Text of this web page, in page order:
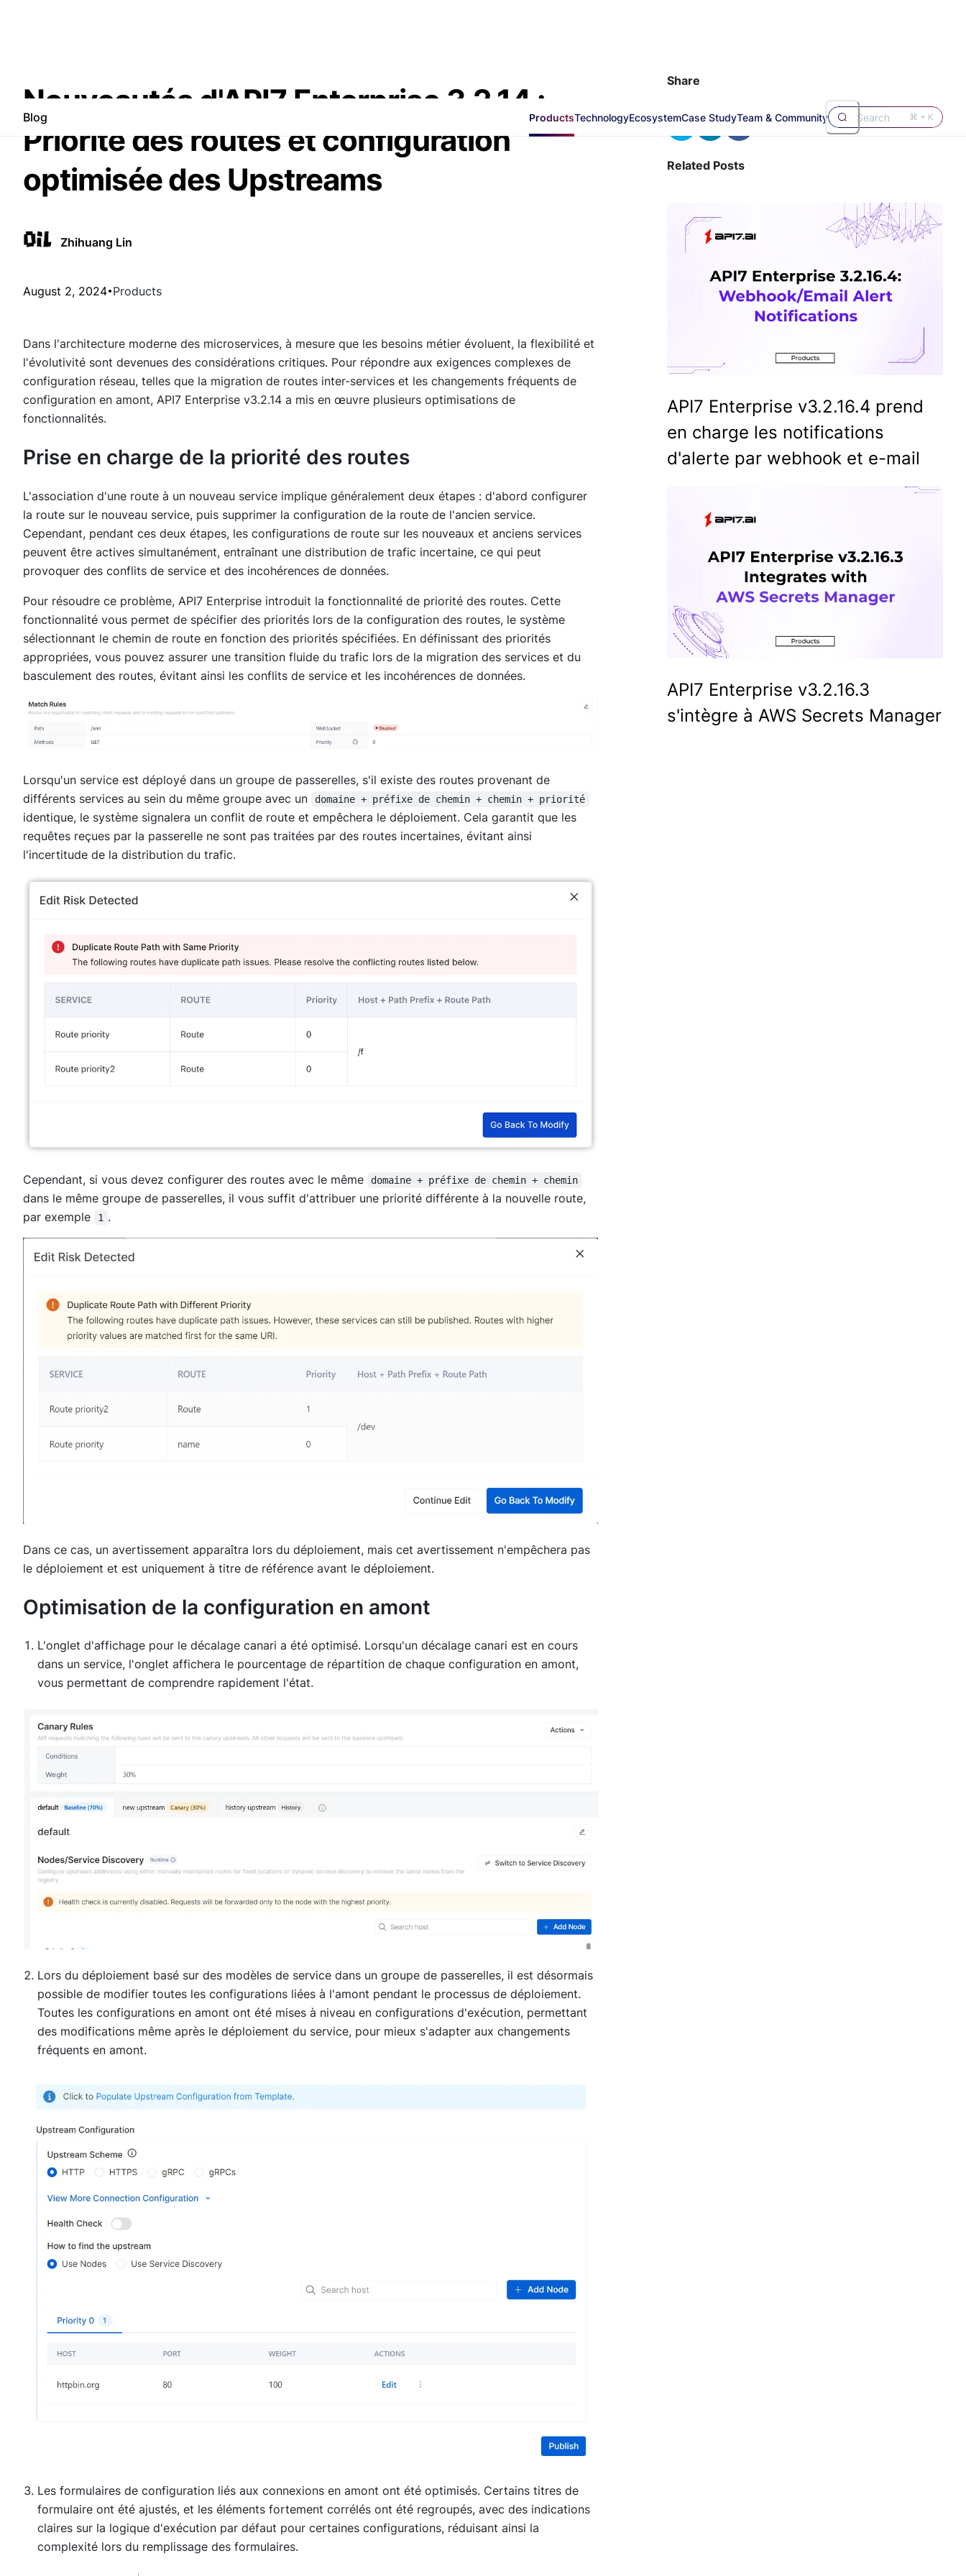
Blog ProductsTechnologyEcosystemCase StudyTeam & Community Search ⌘ + K
Nouveautés d'API7 Enterprise 3.2.14 :
Priorité des routes et configuration
optimisée des Upstreams
Zhihuang Lin
August 2, 2024 Products
Dans l'architecture moderne des microservices, à mesure que les besoins métier évoluent, la flexibilité et
l'évolutivité sont devenues des considérations critiques. Pour répondre aux exigences complexes de
configuration réseau, telles que la migration de routes inter-services et les changements fréquents de
configuration en amont, API7 Enterprise v3.2.14 a mis en œuvre plusieurs optimisations de
fonctionnalités.
Prise en charge de la priorité des routes
L'association d'une route à un nouveau service implique généralement deux étapes : d'abord configurer
la route sur le nouveau service, puis supprimer la configuration de la route de l'ancien service.
Cependant, pendant ces deux étapes, les configurations de route sur les nouveaux et anciens services
peuvent être actives simultanément, entraînant une distribution de trafic incertaine, ce qui peut
provoquer des conflits de service et des incohérences de données.
Pour résoudre ce problème, API7 Enterprise introduit la fonctionnalité de priorité des routes. Cette
fonctionnalité vous permet de spécifier des priorités lors de la configuration des routes, le système
sélectionnant le chemin de route en fonction des priorités spécifiées. En définissant des priorités
appropriées, vous pouvez assurer une transition fluide du trafic lors de la migration des services et du
basculement des routes, évitant ainsi les conflits de service et les incohérences de données.
Lorsqu'un service est déployé dans un groupe de passerelles, s'il existe des routes provenant de
différents services au sein du même groupe avec un
domaine + préfixe de chemin + chemin + priorité
identique, le système signalera un conflit de route et empêchera le déploiement. Cela garantit que les
requêtes reçues par la passerelle ne sont pas traitées par des routes incertaines, évitant ainsi
l'incertitude de la distribution du trafic.
Cependant, si vous devez configurer des routes avec le même domaine + préfixe de chemin + chemin
dans le même groupe de passerelles, il vous suffit d'attribuer une priorité différente à la nouvelle route,
par exemple
1 .
Dans ce cas, un avertissement apparaîtra lors du déploiement, mais cet avertissement n'empêchera pas
le déploiement et est uniquement à titre de référence avant le déploiement.
Optimisation de la configuration en amont
L'onglet d'affichage pour le décalage canari a été optimisé. Lorsqu'un décalage canari est en cours
dans un service, l'onglet affichera le pourcentage de répartition de chaque configuration en amont,
vous permettant de comprendre rapidement l'état.
Lors du déploiement basé sur des modèles de service dans un groupe de passerelles, il est désormais
possible de modifier toutes les configurations liées à l'amont pendant le processus de déploiement.
Toutes les configurations en amont ont été mises à niveau en configurations d'exécution, permettant
des modifications même après le déploiement du service, pour mieux s'adapter aux changements
fréquents en amont.
Les formulaires de configuration liés aux connexions en amont ont été optimisés. Certains titres de
formulaire ont été ajustés, et les éléments fortement corrélés ont été regroupés, avec des indications
claires sur la logique d'exécution par défaut pour certaines configurations, réduisant ainsi la
complexité lors du remplissage des formulaires.
Share
Related Posts
API7 Enterprise v3.2.16.4 prend
en charge les notifications
d'alerte par webhook et e-mail
API7 Enterprise v3.2.16.3
s'intègre à AWS Secrets Manager